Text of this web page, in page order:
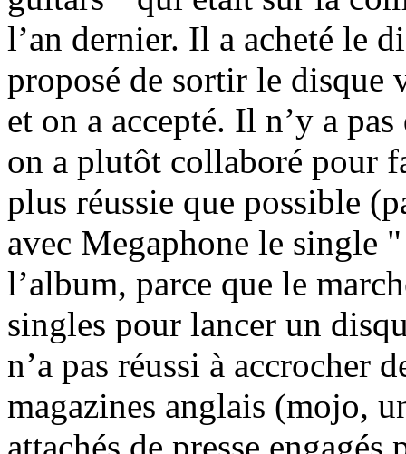
l’an dernier. Il a acheté le
proposé de sortir le disque
et on a accepté. Il n’y a
on a plutôt collaboré pour
plus réussie que possible
avec Megaphone le single
l’album, parce que le
singles pour lancer un
n’a pas réussi à accrocher
magazines anglais (mojo,
attachés de presse